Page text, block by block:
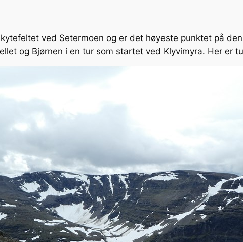
ved Setermoen og er det høyeste punktet på
og Bjørnen i en tur som startet ved Klyvimyra. Her er